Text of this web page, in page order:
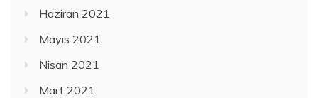
Haziran 2021
Mayıs 2021
Nisan 2021
Mart 2021